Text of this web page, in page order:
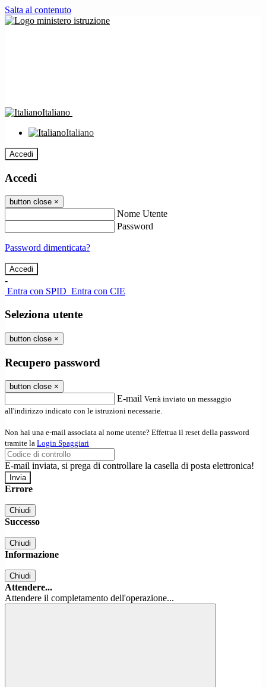
Salta al contenuto
Italiano
Italiano
Accedi
Accedi
button close ×
Nome Utente
Password
Password dimenticata?
-
Entra con SPID Entra con CIE
Seleziona utente
button close ×
Recupero password
button close ×
E-mail Verrà inviato un messaggio
all'indirizzo indicato con le istruzioni necessarie.
Non hai una e-mail associata al nome utente? Effettua il reset della password
tramite la Login Spaggiari
E-mail inviata, si prega di controllare la casella di posta elettronica!
Errore
Chiudi
Successo
Chiudi
Informazione
Chiudi
Attendere...
Attendere il completamento dell'operazione...